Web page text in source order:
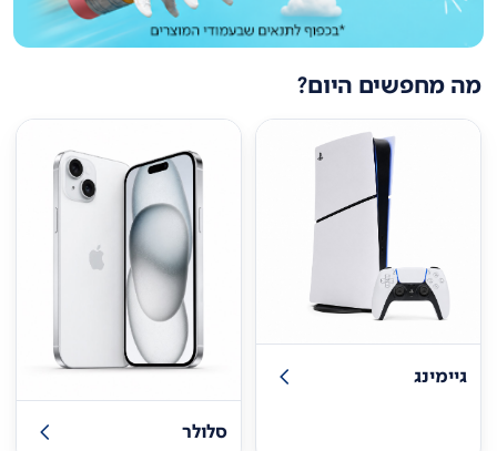
מה מחפשים היום?
גיימינג
סלולר